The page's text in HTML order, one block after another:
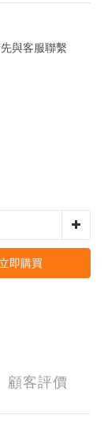
與客服聯繫
立即購買
顧客評價